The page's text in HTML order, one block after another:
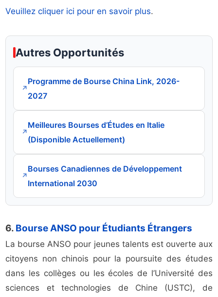
Veuillez cliquer ici pour en savoir plus.
Autres Opportunités
↗
Programme de Bourse China Link, 2026-
2027
↗
Meilleures Bourses d’Études en Italie
(Disponible Actuellement)
↗
Bourses Canadiennes de Développement
International 2030
6. Bourse ANSO pour Étudiants Étrangers
La bourse ANSO pour jeunes talents est ouverte aux
citoyens non chinois pour la poursuite des études
dans les collèges ou les écoles de l’Université des
sciences et technologies de Chine (USTC), de